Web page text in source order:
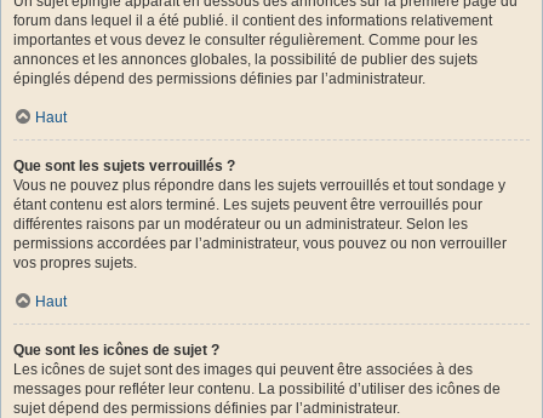
forum dans lequel il a été publié. il contient des informations relativement
importantes et vous devez le consulter régulièrement. Comme pour les
annonces et les annonces globales, la possibilité de publier des sujets
épinglés dépend des permissions définies par l’administrateur.
Haut
Que sont les sujets verrouillés ?
Vous ne pouvez plus répondre dans les sujets verrouillés et tout sondage y
étant contenu est alors terminé. Les sujets peuvent être verrouillés pour
différentes raisons par un modérateur ou un administrateur. Selon les
permissions accordées par l’administrateur, vous pouvez ou non verrouiller
vos propres sujets.
Haut
Que sont les icônes de sujet ?
Les icônes de sujet sont des images qui peuvent être associées à des
messages pour refléter leur contenu. La possibilité d’utiliser des icônes de
sujet dépend des permissions définies par l’administrateur.